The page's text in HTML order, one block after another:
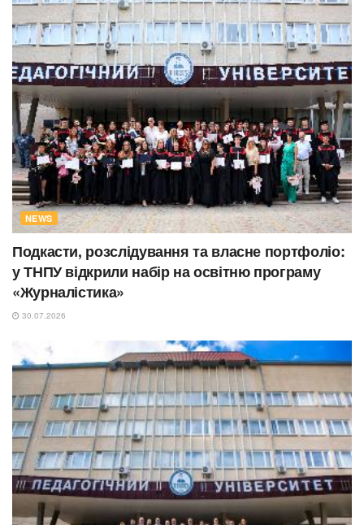
NEWS
Подкасти, розслідування та власне портфоліо:
у ТНПУ відкрили набір на освітню програму
«Журналістика»
30.07.2026